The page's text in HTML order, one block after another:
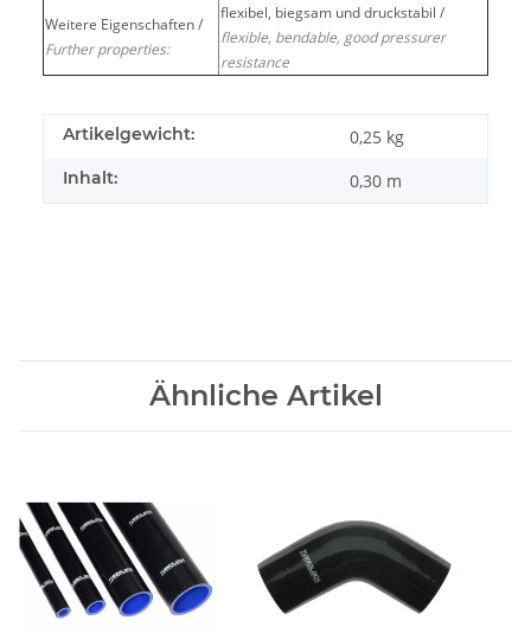
Weitere Eigenschaften /
Further properties:
flexibel, biegsam und druckstabil /
flexible, bendable, good pressurer
resistance
Artikelgewicht: 0,25 kg
Inhalt: 0,30 m
Ähnliche Artikel